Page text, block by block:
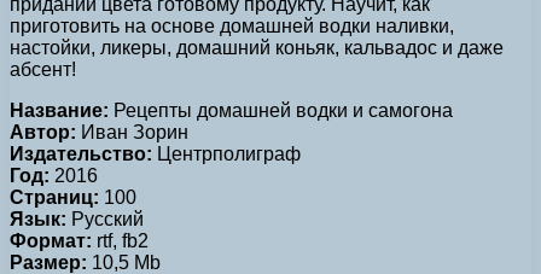
приготовить на основе домашней водки наливки,
настойки, ликеры, домашний коньяк, кальвадос и даже
абсент!
Название: Рецепты домашней водки и самогона
Автор: Иван Зорин
Издательство: Центрполиграф
Год: 2016
Страниц: 100
Язык: Русский
Формат: rtf, fb2
Размер: 10,5 Mb